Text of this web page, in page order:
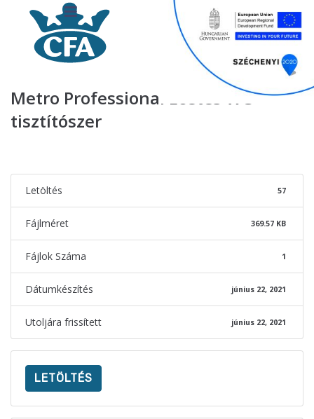
Metro Professional Ecetes WC
tisztítószer
Letöltés 57
Fájlméret 369.57 KB
Fájlok Száma 1
Dátumkészítés június 22, 2021
Utoljára frissített június 22, 2021
LETÖLTÉS